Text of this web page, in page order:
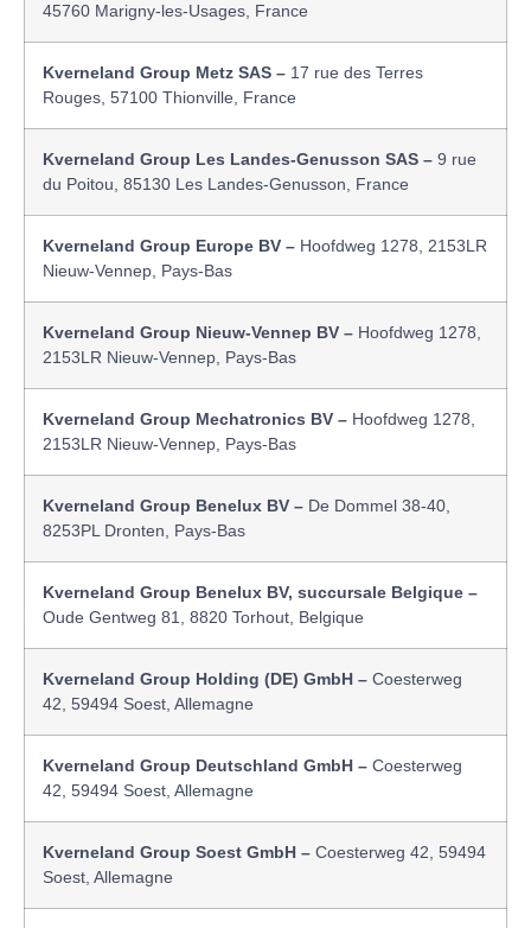
45760 Marigny-les-Usages, France
Kverneland Group Metz SAS – 17 rue des Terres
Rouges, 57100 Thionville, France
Kverneland Group Les Landes-Genusson SAS – 9 rue
du Poitou, 85130 Les Landes-Genusson, France
Kverneland Group Europe BV – Hoofdweg 1278, 2153LR
Nieuw-Vennep, Pays-Bas
Kverneland Group Nieuw-Vennep BV – Hoofdweg 1278,
2153LR Nieuw-Vennep, Pays-Bas
Kverneland Group Mechatronics BV – Hoofdweg 1278,
2153LR Nieuw-Vennep, Pays-Bas
Kverneland Group Benelux BV – De Dommel 38-40,
8253PL Dronten, Pays-Bas
Kverneland Group Benelux BV, succursale Belgique –
Oude Gentweg 81, 8820 Torhout, Belgique
Kverneland Group Holding (DE) GmbH – Coesterweg
42, 59494 Soest, Allemagne
Kverneland Group Deutschland GmbH – Coesterweg
42, 59494 Soest, Allemagne
Kverneland Group Soest GmbH – Coesterweg 42, 59494
Soest, Allemagne